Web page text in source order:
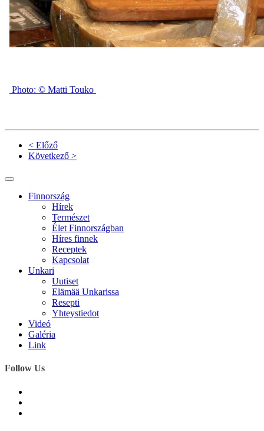
Photo: © Matti Touko
< Előző
Következő >
Finnország
Hírek
Természet
Élet Finnországban
Híres finnek
Receptek
Kapcsolat
Unkari
Uutiset
Elämää Unkarissa
Resepti
Yhteystiedot
Videó
Galéria
Link
Follow Us